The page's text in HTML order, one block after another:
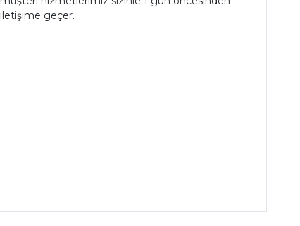
iletişime geçer.